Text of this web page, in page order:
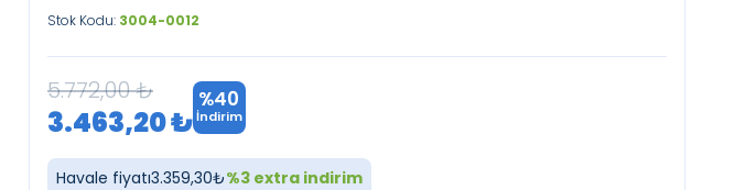
Stok Kodu: 3004-0012
5.772,00₺
3.463,20₺
%40
İndirim
Havale fiyatı3.359,30₺%3extra indirim